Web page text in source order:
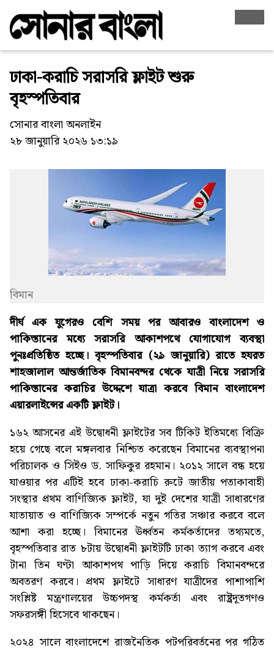
ঢাকা-করাচি সরাসরি ফ্লাইট শুরু
বৃহস্পতিবার
সোনার বাংলা অনলাইন
২৮ জানুয়ারি ২০২৬ ১৩:১৯
বিমান
দীর্ঘ এক যুগেরও বেশি সময় পর আবারও বাংলাদেশ ও
পাকিস্তানের মধ্যে সরাসরি আকাশপথে যোগাযোগ ব্যবস্থা
পুনঃপ্রতিষ্ঠিত হচ্ছে। বৃহস্পতিবার (২৯ জানুয়ারি) রাতে হযরত
শাহজালাল আন্তর্জাতিক বিমানবন্দর থেকে যাত্রী নিয়ে সরাসরি
পাকিস্তানের করাচির উদ্দেশে যাত্রা করবে বিমান বাংলাদেশ
এয়ারলাইন্সের একটি ফ্লাইট।
১৬২ আসনের এই উদ্বোধনী ফ্লাইটের সব টিকিট ইতিমধ্যে বিক্রি
হয়ে গেছে বলে মঙ্গলবার নিশ্চিত করেছেন বিমানের ব্যবস্থাপনা
পরিচালক ও সিইও ড. সাফিকুর রহমান। ২০১২ সালে বন্ধ হয়ে
যাওয়ার পর এটিই হবে ঢাকা-করাচি রুটে জাতীয় পতাকাবাহী
সংস্থার প্রথম বাণিজ্যিক ফ্লাইট, যা দুই দেশের যাত্রী সাধারণের
যাতায়াত ও বাণিজ্যিক সম্পর্কে নতুন গতির সঞ্চার করবে বলে
আশা করা হচ্ছে। বিমানের ঊর্ধ্বতন কর্মকর্তাদের তথ্যমতে,
বৃহস্পতিবার রাত ৮টায় উদ্বোধনী ফ্লাইটটি ঢাকা ত্যাগ করবে এবং
টানা তিন ঘণ্টা আকাশপথ পাড়ি দিয়ে করাচি বিমানবন্দরে
অবতরণ করবে। প্রথম ফ্লাইটে সাধারণ যাত্রীদের পাশাপাশি
সংশ্লিষ্ট মন্ত্রণালয়ের উচ্চপদস্থ কর্মকর্তা এবং রাষ্ট্রদূতগণও
সফরসঙ্গী হিসেবে থাকছেন।
২০২৪ সালে বাংলাদেশে রাজনৈতিক পটপরিবর্তনের পর গঠিত